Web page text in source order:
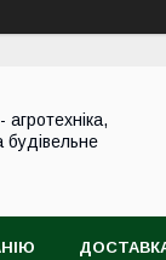
будівельне